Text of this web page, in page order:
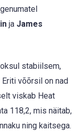
ja James
stabiilsem,
võõrsil on nad
viskab Heat
118,2, mis näitab,
ning kaitsega.